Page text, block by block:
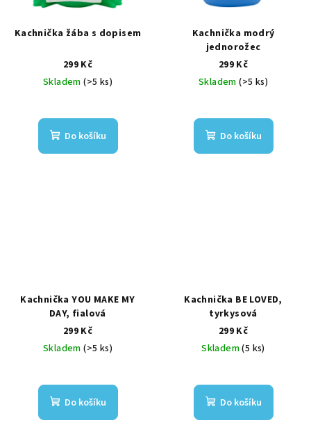
Kachnička žába s dopisem
299 Kč
Skladem(>5 ks)
Do košíku
Kachnička modrý
jednorožec
299 Kč
Skladem(>5 ks)
Do košíku
Kachnička YOU MAKE MY
DAY, fialová
299 Kč
Skladem(>5 ks)
Do košíku
Kachnička BE LOVED,
tyrkysová
299 Kč
Skladem(5 ks)
Do košíku